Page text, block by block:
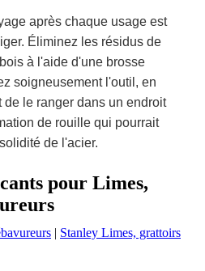
après chaque usage est
Éliminez les résidus de
à l'aide d'une brosse
soigneusement l'outil, en
le ranger dans un endroit
de rouille qui pourrait
de l'acier.
pour Limes,
| Stanley Limes, grattoirs